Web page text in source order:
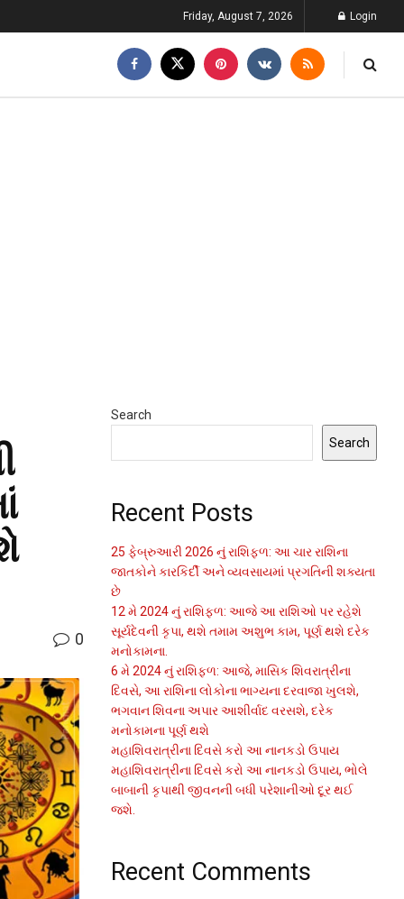
Friday, August 7, 2026 Login
0
Search
Search
Recent Posts
25 ફેબ્રુઆરી 2026 નું રાશિફળ: આ ચાર રાશિના
જાતકોને કારકિર્દી અને વ્યવસાયમાં પ્રગતિની શક્યતા
છે
12 મે 2024 નું રાશિફળ: આજે આ રાશિઓ પર રહેશે
સૂર્યદેવની કૃપા, થશે તમામ અશુભ કામ, પૂર્ણ થશે દરેક
મનોકામના.
6 મે 2024 નું રાશિફળ: આજે, માસિક શિવરાત્રીના
દિવસે, આ રાશિના લોકોના ભાગ્યના દરવાજા ખુલશે,
ભગવાન શિવના અપાર આશીર્વાદ વરસશે, દરેક
મનોકામના પૂર્ણ થશે
મહાશિવરાત્રીના દિવસે કરો આ નાનકડો ઉપાય
મહાશિવરાત્રીના દિવસે કરો આ નાનકડો ઉપાય, ભોલે
બાબાની કૃપાથી જીવનની બધી પરેશાનીઓ દૂર થઈ
જશે.
Recent Comments